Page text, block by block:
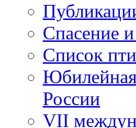
Спасение
Список
России
VII